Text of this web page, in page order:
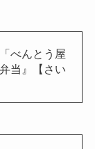
べんとう屋
当』【さい